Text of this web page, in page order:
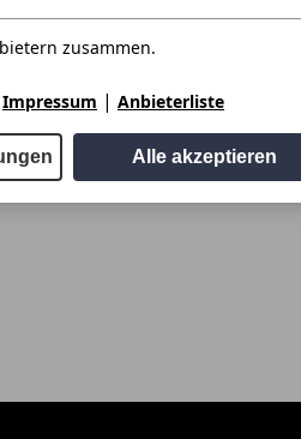
zusammen.
Impressum | Anbieterliste
Alle akzeptieren